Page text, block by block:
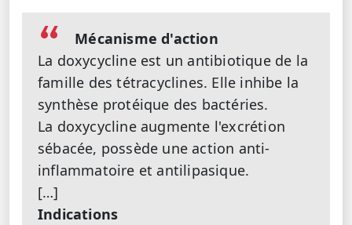
Mécanisme d'action
La doxycycline est un antibiotique de la
famille des tétracyclines. Elle inhibe la
synthèse protéique des bactéries.
La doxycycline augmente l'excrétion
sébacée, possède une action anti-
inflammatoire et antilipasique.
[…]
Indications